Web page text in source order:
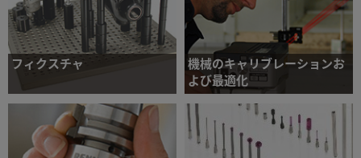
詳細について 詳細について
フィクスチャ
寸法検査のためにパーツを固定するためのモ
ジュラ式フィクスチャとカスタムフィクスチ
機械のキャリブレーションお
よび最適化
各種機械の位置決め精度を評価するキャリブ
レーション製品および試験製品